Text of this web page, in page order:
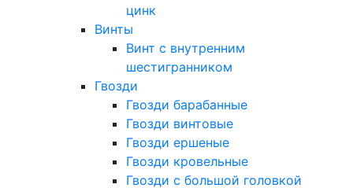
цинк
Винты
Винт с внутренним
шестигранником
Гвозди
Гвозди барабанные
Гвозди винтовые
Гвозди ершеные
Гвозди кровельные
Гвозди с большой головкой